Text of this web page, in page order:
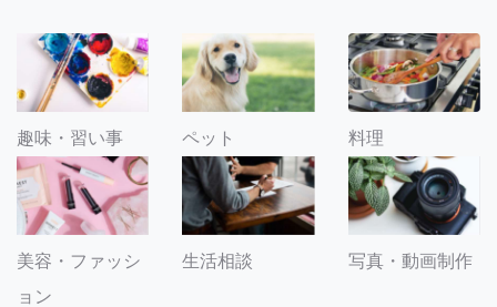
趣味・習い事 ペット 料理
美容・ファッシ
ョン
生活相談 写真・動画制作